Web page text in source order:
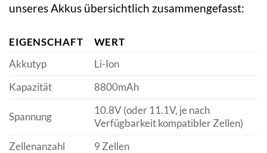
unseres Akkus übersichtlich zusammengefasst:
EIGENSCHAFT
WERT
Akkutyp
Li-Ion
Kapazität
8800mAh
Spannung
10.8V (oder 11.1V, je nach
Verfügbarkeit kompatibler Zellen)
Zellenanzahl
9 Zellen